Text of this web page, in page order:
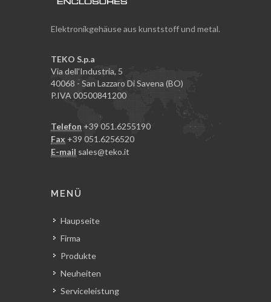
Elektronikgehäuse aus kunststoff und metal.
TEKO S.p.a
Via dell'Industria, 5
40068 - San Lazzaro Di Savena (BO)
P.IVA 00500841200
Telefon +39 051.6255190
Fax +39 051.6256520
E-mail sales@teko.it
MENÜ
Haupseite
Firma
Produkte
Neuheiten
Serviceleistung